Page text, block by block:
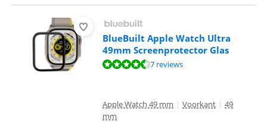
BlueBuilt Apple Watch Ultra
49mm Screenprotector Glas
Beoordeling is 8,5 van de 10, gebaseerd op 7 reviews.
7 reviews
Apple Watch 49 mm | Voorkant | 49
mm